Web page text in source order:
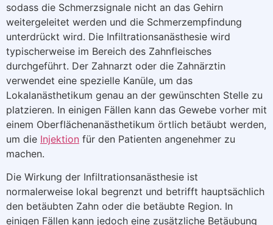
sodass die Schmerzsignale nicht an das Gehirn
weitergeleitet werden und die Schmerzempfindung
unterdrückt wird. Die Infiltrationsanästhesie wird
typischerweise im Bereich des Zahnfleisches
durchgeführt. Der Zahnarzt oder die Zahnärztin
verwendet eine spezielle Kanüle, um das
Lokalanästhetikum genau an der gewünschten Stelle zu
platzieren. In einigen Fällen kann das Gewebe vorher mit
einem Oberflächenanästhetikum örtlich betäubt werden,
um die Injektion für den Patienten angenehmer zu
machen.
Die Wirkung der Infiltrationsanästhesie ist
normalerweise lokal begrenzt und betrifft hauptsächlich
den betäubten Zahn oder die betäubte Region. In
einigen Fällen kann jedoch eine zusätzliche Betäubung